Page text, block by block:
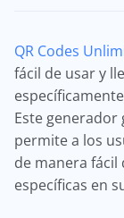
QR Codes
fácil de usar y
Este generador
permite a los
de manera fácil
específicas en